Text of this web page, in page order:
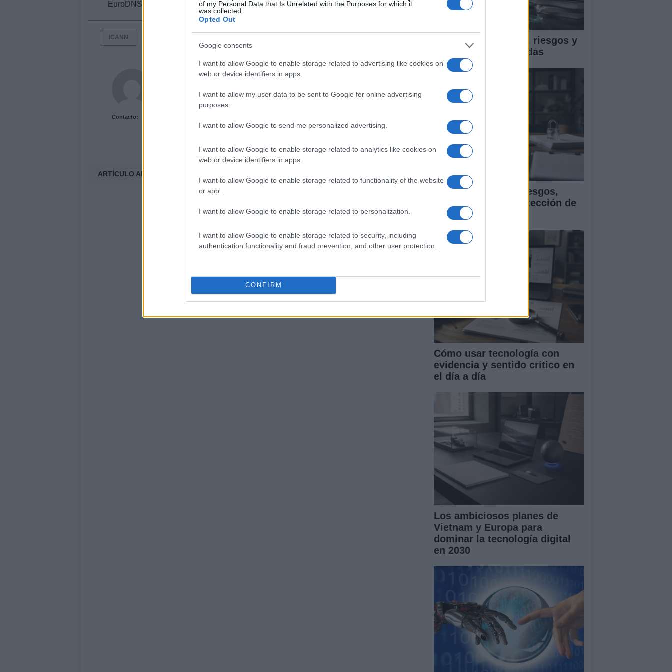
of my Personal Data that Is Unrelated with the Purposes for which it
was collected.
Opted Out
Google consents
I want to allow Google to enable storage related to advertising like cookies on
web or device identifiers in apps.
I want to allow my user data to be sent to Google for online advertising
purposes.
I want to allow Google to send me personalized advertising.
I want to allow Google to enable storage related to analytics like cookies on
web or device identifiers in apps.
I want to allow Google to enable storage related to functionality of the website
or app.
I want to allow Google to enable storage related to personalization.
I want to allow Google to enable storage related to security, including
authentication functionality and fraud prevention, and other user protection.
CONFIRM
EuroDNS. Vía
ICANN © Riproduzione riservata
Contacto:
Acutalidad.es Unit
ARTÍCULO ANTERIOR
Ética en IA: marcos, riesgos y
mitigaciones aplicadas
Guía para evaluar sesgos,
transparencia y protección de
datos en IA
Cómo usar tecnología con
evidencia y sentido crítico en
el día a día
Los ambiciosos planes de
Vietnam y Europa para
dominar la tecnología digital
en 2030